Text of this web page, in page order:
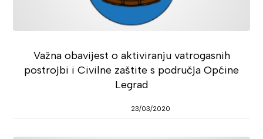
Važna obavijest o aktiviranju vatrogasnih
postrojbi i Civilne zaštite s područja Općine
Legrad
23/03/2020